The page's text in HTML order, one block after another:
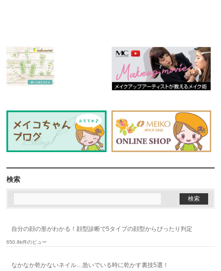
検索
自分の顔の形がわかる！顔型診断で5タイプの顔型からぴったり判定
650.8k件のビュー
なかなか乾かないネイル…急いでいる時に乾かす裏技5選！